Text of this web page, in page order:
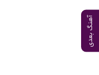
آهنگ بعدی